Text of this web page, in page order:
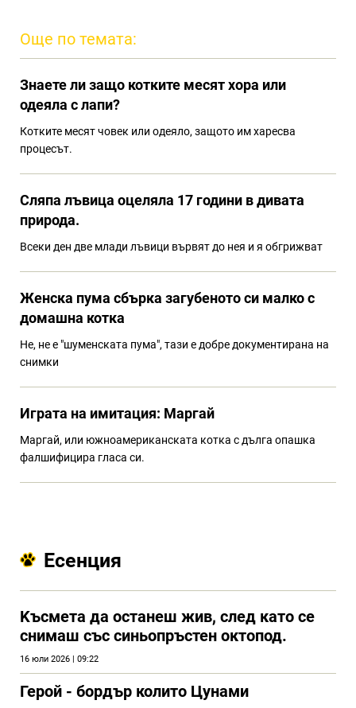
Още по темата:
Знаете ли защо котките месят хора или
одеяла с лапи?
Котките месят човек или одеяло, защото им харесва
процесът.
Сляпа лъвица оцеляла 17 години в дивата
природа.
Всеки ден две млади лъвици вървят до нея и я обгрижват
Женска пума сбърка загубеното си малко с
домашна котка
Не, не е "шуменската пума", тази е добре документирана на
снимки
Играта на имитация: Маргай
Mаргай, или южноамериканската котка с дълга опашка
фалшифицира гласа си.
Есенция
Kъсмета да останеш жив, след като се
снимаш със синьопръстен октопод.
16 юли 2026 | 09:22
Герой - бордър колито Цунами